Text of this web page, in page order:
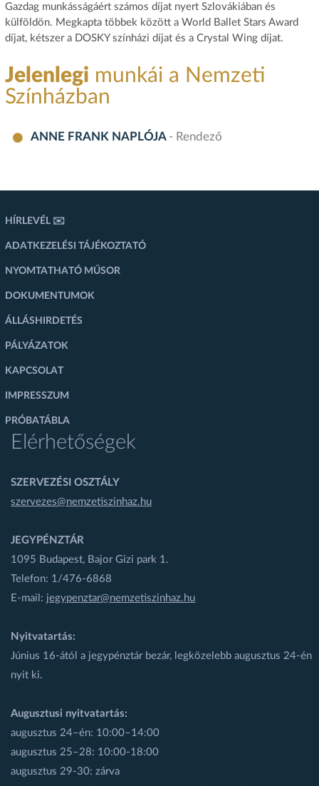
Gazdag munkásságáért számos díjat nyert Szlovákiában és
külföldön. Megkapta többek között a World Ballet Stars Award
díjat, kétszer a DOSKY színházi díjat és a Crystal Wing díjat.
Jelenlegi munkái a Nemzeti
Színházban
ANNE FRANK NAPLÓJA - Rendező
HÍRLEVÉL ✉️
ADATKEZELÉSI TÁJÉKOZTATÓ
NYOMTATHATÓ MŰSOR
DOKUMENTUMOK
ÁLLÁSHIRDETÉS
PÁLYÁZATOK
KAPCSOLAT
IMPRESSZUM
PRÓBATÁBLA
Elérhetőségek
SZERVEZÉSI OSZTÁLY
szervezes@nemzetiszinhaz.hu
JEGYPÉNZTÁR
1095 Budapest, Bajor Gizi park 1.
Telefon: 1/476-6868
E-mail: jegypenztar@nemzetiszinhaz.hu
Nyitvatartás:
Június 16-ától a jegypénztár bezár, legközelebb augusztus 24-én
nyit ki.
Augusztusi nyitvatartás:
augusztus 24–én: 10:00–14:00
augusztus 25–28: 10:00-18:00
augusztus 29-30: zárva